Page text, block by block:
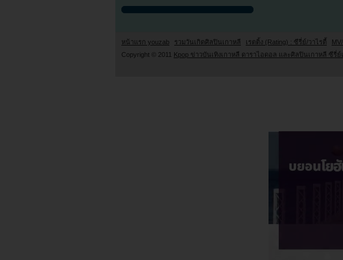
หน้าแรก youzab รวมวันเกิดศิลปินเกาหลี เรตติ้ง (Rating) : ซีรี่ย์/วาไรตี้
Copyright © 2011 Kpop ข่าวบันเทิงเกาหลี ดาราไอดอล และศิลปินเกาหลี ซีรี่